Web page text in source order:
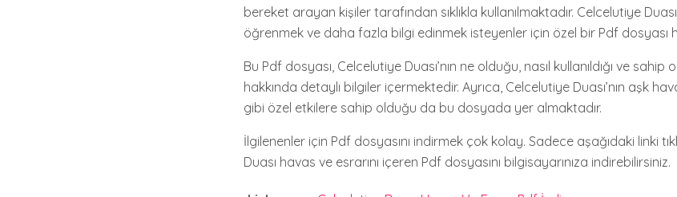
bereket arayan kişiler tarafından sıklıkla kullanılmaktadır. Celcelutiye
öğrenmek ve daha fazla bilgi edinmek isteyenler için özel bir Pdf dosyası
Bu Pdf dosyası, Celcelutiye Duası’nın ne olduğu, nasıl kullanıldığı ve sahip
hakkında detaylı bilgiler içermektedir. Ayrıca, Celcelutiye Duası’nın aşk
gibi özel etkilere sahip olduğu da bu dosyada yer almaktadır.
İlgilenenler için Pdf dosyasını indirmek çok kolay. Sadece aşağıdaki linki
Duası havas ve esrarını içeren Pdf dosyasını bilgisayarınıza indirebilirsiniz.